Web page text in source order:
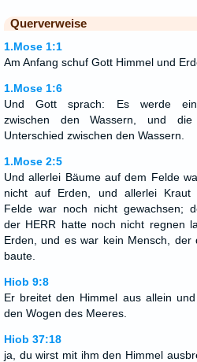
Querverweise
1.Mose 1:1
Am Anfang schuf Gott Himmel und
1.Mose 1:6
Und Gott sprach: Es werde
zwischen den Wassern, und
Unterschied zwischen den Wassern.
1.Mose 2:5
Und allerlei Bäume auf dem Felde
nicht auf Erden, und allerlei Kraut
Felde war noch nicht gewachsen;
der HERR hatte noch nicht regnen
Erden, und es war kein Mensch, der
baute.
Hiob 9:8
Er breitet den Himmel aus allein
den Wogen des Meeres.
Hiob 37:18
ja, du wirst mit ihm den Himmel